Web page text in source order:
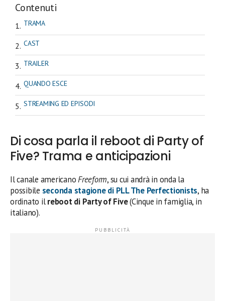
Contenuti
TRAMA
CAST
TRAILER
QUANDO ESCE
STREAMING ED EPISODI
Di cosa parla il reboot di Party of
Five? Trama e anticipazioni
Il canale americanoFreeform, su cui andrà in onda la
possibile seconda stagione di PLL The Perfectionists, ha
ordinato ilreboot di Party of Five(Cinque in famiglia, in
italiano).